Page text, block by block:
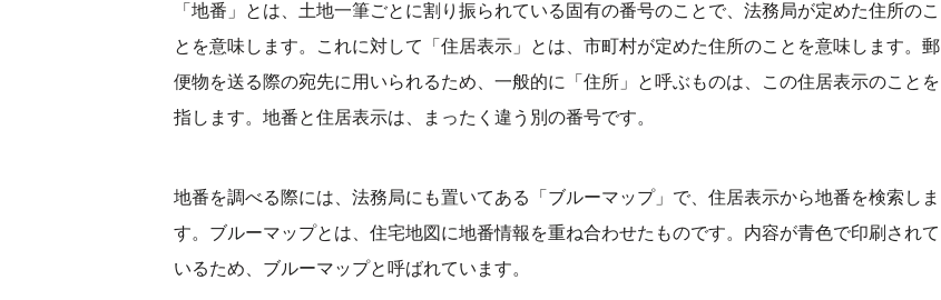
「地番」とは、土地一筆ごとに割り振られている固有の番号のことで、法務局が定めた住所のこ
とを意味します。これに対して「住居表示」とは、市町村が定めた住所のことを意味します。郵
便物を送る際の宛先に用いられるため、一般的に「住所」と呼ぶものは、この住居表示のことを
指します。地番と住居表示は、まったく違う別の番号です。
地番を調べる際には、法務局にも置いてある「ブルーマップ」で、住居表示から地番を検索しま
す。ブルーマップとは、住宅地図に地番情報を重ね合わせたものです。内容が青色で印刷されて
いるため、ブルーマップと呼ばれています。